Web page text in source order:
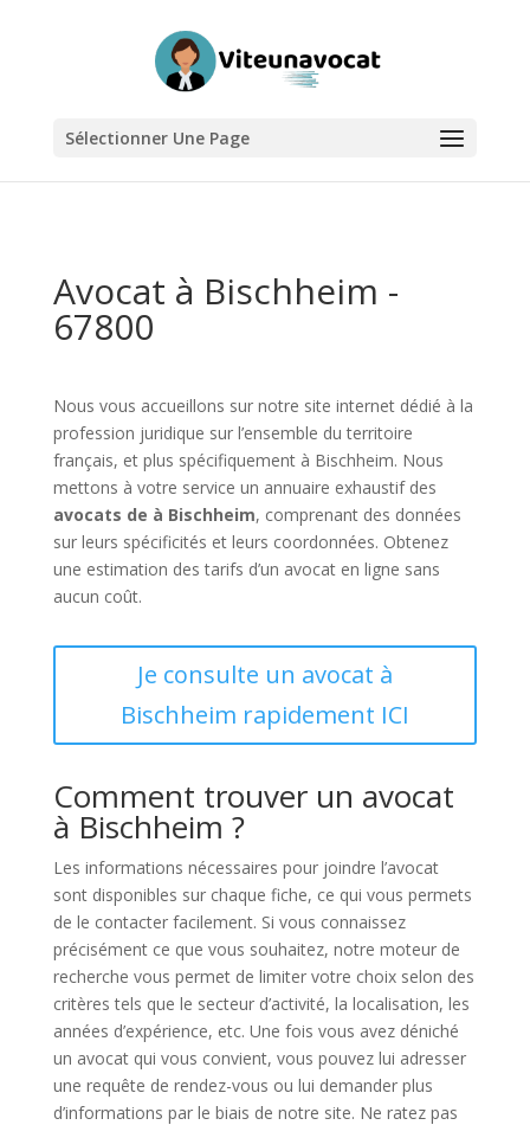
Sélectionner Une Page
Avocat à Bischheim -
67800
Nous vous accueillons sur notre site internet dédié à la
profession juridique sur l’ensemble du territoire
français, et plus spécifiquement à Bischheim. Nous
mettons à votre service un annuaire exhaustif des
avocats de à Bischheim, comprenant des données
sur leurs spécificités et leurs coordonnées. Obtenez
une estimation des tarifs d’un avocat en ligne sans
aucun coût.
Je consulte un avocat à
Bischheim rapidement ICI
Comment trouver un avocat
à Bischheim ?
Les informations nécessaires pour joindre l’avocat
sont disponibles sur chaque fiche, ce qui vous permets
de le contacter facilement. Si vous connaissez
précisément ce que vous souhaitez, notre moteur de
recherche vous permet de limiter votre choix selon des
critères tels que le secteur d’activité, la localisation, les
années d’expérience, etc. Une fois vous avez déniché
un avocat qui vous convient, vous pouvez lui adresser
une requête de rendez-vous ou lui demander plus
d’informations par le biais de notre site. Ne ratez pas